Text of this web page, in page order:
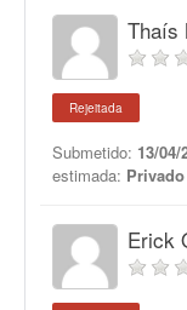
Thaís
Rejeitada
Submetido: 13/04/
estimada: Privado
Erick